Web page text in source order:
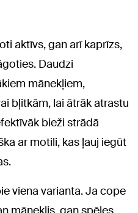
aktīvs, gan arī kaprīzs,
Daudzi
mānekļiem,
bļitkām, lai ātrāk atrastu
bieži strādā
ar motili, kas ļauj iegūt
viena varianta. Ja cope